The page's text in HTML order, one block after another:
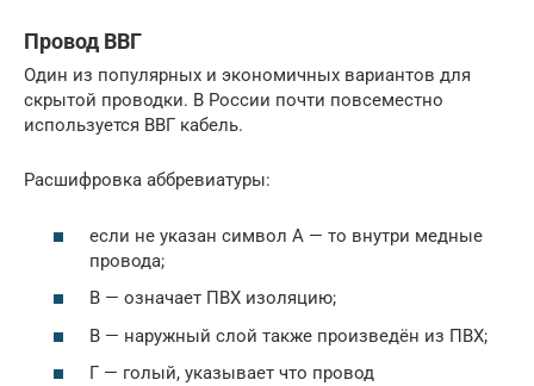
Провод ВВГ
Один из популярных и экономичных вариантов для
скрытой проводки. В России почти повсеместно
используется ВВГ кабель.
Расшифровка аббревиатуры:
если не указан символ А — то внутри медные
провода;
В — означает ПВХ изоляцию;
В — наружный слой также произведён из ПВХ;
Г — голый, указывает что провод